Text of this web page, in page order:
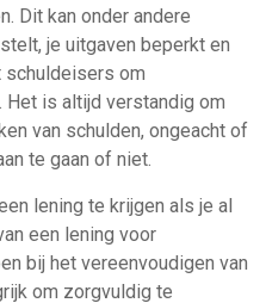
Dit kan onder andere
je uitgaven beperkt en
schuldeisers om
is altijd verstandig om
van schulden, ongeacht of
te gaan of niet.
lening te krijgen als je al
een lening voor
bij het vereenvoudigen van
om zorgvuldig te